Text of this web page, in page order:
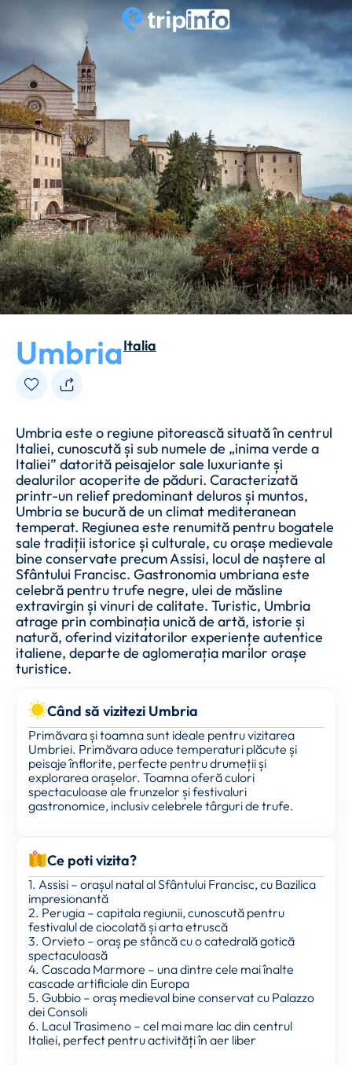
UmbriaItalia
Umbria este o regiune pitorească situată în centrul
Italiei, cunoscută și sub numele de „inima verde a
Italiei” datorită peisajelor sale luxuriante și
dealurilor acoperite de păduri. Caracterizată
printr-un relief predominant deluros și muntos,
Umbria se bucură de un climat mediteranean
temperat. Regiunea este renumită pentru bogatele
sale tradiții istorice și culturale, cu orașe medievale
bine conservate precum Assisi, locul de naștere al
Sfântului Francisc. Gastronomia umbriana este
celebră pentru trufe negre, ulei de măsline
extravirgin și vinuri de calitate. Turistic, Umbria
atrage prin combinația unică de artă, istorie și
natură, oferind vizitatorilor experiențe autentice
italiene, departe de aglomerația marilor orașe
turistice.
Când să vizitezi Umbria
Primăvara și toamna sunt ideale pentru vizitarea
Umbriei. Primăvara aduce temperaturi plăcute și
peisaje înflorite, perfecte pentru drumeții și
explorarea orașelor. Toamna oferă culori
spectaculoase ale frunzelor și festivaluri
gastronomice, inclusiv celebrele târguri de trufe.
Ce poti vizita?
1. Assisi – orașul natal al Sfântului Francisc, cu Bazilica
impresionantă
2. Perugia – capitala regiunii, cunoscută pentru
festivalul de ciocolată și arta etruscă
3. Orvieto – oraș pe stâncă cu o catedrală gotică
spectaculoasă
4. Cascada Marmore – una dintre cele mai înalte
cascade artificiale din Europa
5. Gubbio – oraș medieval bine conservat cu Palazzo
dei Consoli
6. Lacul Trasimeno – cel mai mare lac din centrul
Italiei, perfect pentru activități în aer liber